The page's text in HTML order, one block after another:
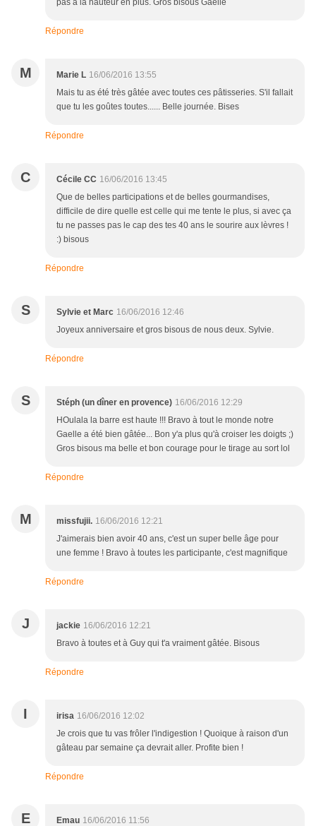
pas à la hauteur en plus. Gros bisous Gaëlle
Répondre
M Marie L 16/06/2016 13:55
Mais tu as été très gâtée avec toutes ces pâtisseries. S'il fallait
que tu les goûtes toutes...... Belle journée. Bises
Répondre
C Cécile CC 16/06/2016 13:45
Que de belles participations et de belles gourmandises,
difficile de dire quelle est celle qui me tente le plus, si avec ça
tu ne passes pas le cap des tes 40 ans le sourire aux lèvres !
:) bisous
Répondre
S Sylvie et Marc 16/06/2016 12:46
Joyeux anniversaire et gros bisous de nous deux. Sylvie.
Répondre
S Stéph (un dîner en provence) 16/06/2016 12:29
HOulala la barre est haute !!! Bravo à tout le monde notre
Gaelle a été bien gâtée... Bon y'a plus qu'à croiser les doigts ;)
Gros bisous ma belle et bon courage pour le tirage au sort lol
Répondre
M missfujii. 16/06/2016 12:21
J'aimerais bien avoir 40 ans, c'est un super belle âge pour
une femme ! Bravo à toutes les participante, c'est magnifique
Répondre
J jackie 16/06/2016 12:21
Bravo à toutes et à Guy qui t'a vraiment gâtée. Bisous
Répondre
I irisa 16/06/2016 12:02
Je crois que tu vas frôler l'indigestion ! Quoique à raison d'un
gâteau par semaine ça devrait aller. Profite bien !
Répondre
E Emau 16/06/2016 11:56